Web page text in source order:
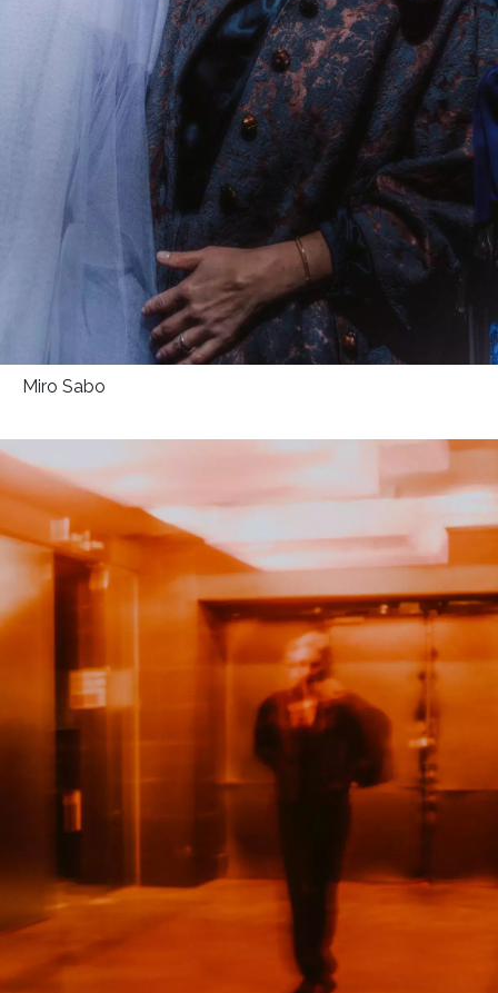
Miro Sabo